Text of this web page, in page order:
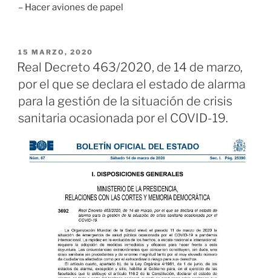
– Hacer aviones de papel
PUBLICADO
EL
15 MARZO, 2020
Real Decreto 463/2020, de 14 de marzo,
por el que se declara el estado de alarma
para la gestión de la situación de crisis
sanitaria ocasionada por el COVID-19.